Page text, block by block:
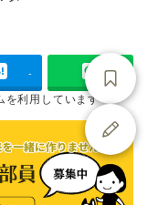
-
を利用しています